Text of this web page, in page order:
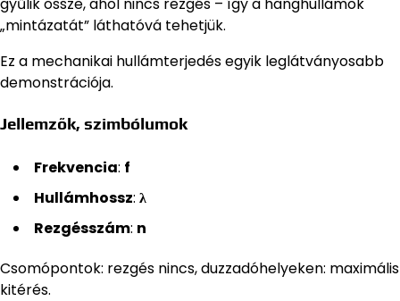
gyűlik össze, ahol nincs rezgés – így a hanghullámok
„mintázatát” láthatóvá tehetjük.
Ez a mechanikai hullámterjedés egyik leglátványosabb
demonstrációja.
Jellemzők, szimbólumok
Frekvencia: f
Hullámhossz: λ
Rezgésszám: n
Csomópontok: rezgés nincs, duzzadóhelyeken: maximális
kitérés.